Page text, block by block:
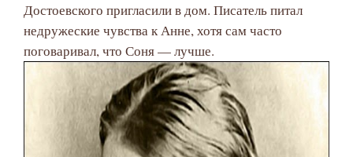
Достоевского пригласили в дом. Писатель питал
недружеские чувства к Анне, хотя сам часто
поговаривал, что Соня — лучше.